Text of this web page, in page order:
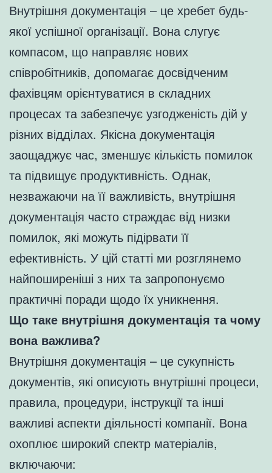
Внутрішня документація – це хребет будь-
якої успішної організації. Вона слугує
компасом, що направляє нових
співробітників, допомагає досвідченим
фахівцям орієнтуватися в складних
процесах та забезпечує узгодженість дій у
різних відділах. Якісна документація
заощаджує час, зменшує кількість помилок
та підвищує продуктивність. Однак,
незважаючи на її важливість, внутрішня
документація часто страждає від низки
помилок, які можуть підірвати її
ефективність. У цій статті ми розглянемо
найпоширеніші з них та запропонуємо
практичні поради щодо їх уникнення.
Що таке внутрішня документація та чому
вона важлива?
Внутрішня документація – це сукупність
документів, які описують внутрішні процеси,
правила, процедури, інструкції та інші
важливі аспекти діяльності компанії. Вона
охоплює широкий спектр матеріалів,
включаючи: